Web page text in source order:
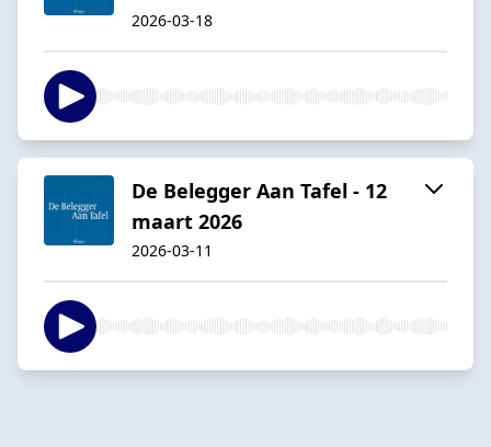
2026-03-18
De Belegger Aan Tafel - 12
maart 2026
2026-03-11